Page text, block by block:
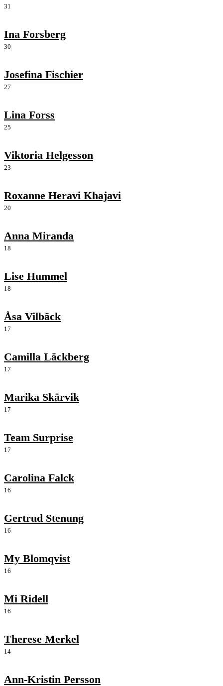
31
Ina Forsberg
30
Josefina Fischier
27
Lina Forss
25
Viktoria Helgesson
23
Roxanne Heravi Khajavi
20
Anna Miranda
18
Lise Hummel
18
Åsa Vilbäck
17
Camilla Läckberg
17
Marika Skärvik
17
Team Surprise
17
Carolina Falck
16
Gertrud Stenung
16
My Blomqvist
16
Mi Ridell
16
Therese Merkel
14
Ann-Kristin Persson